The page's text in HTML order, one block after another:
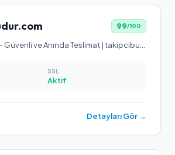
99/100
SSL
Aktif
Detayları Gör →